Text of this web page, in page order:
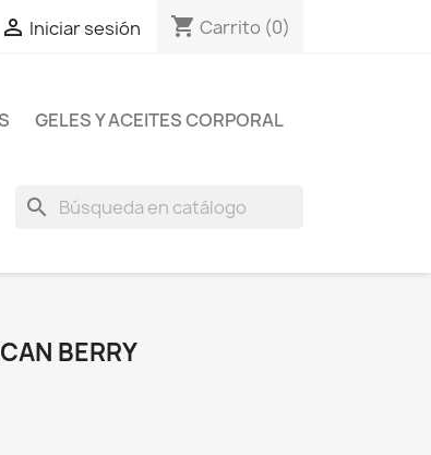
 Iniciar sesión shopping_cart Carrito (0)
GELES Y ACEITES CORPORAL
search
BERRY